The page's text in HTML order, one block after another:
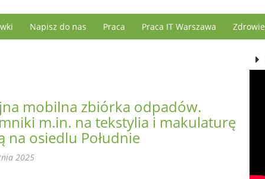
Napisz do nas Praca Praca IT Warszawa Zdrowie
mobilna zbiórka odpadów.
m.in. na tekstylia i makulaturę
na osiedlu Południe
2025